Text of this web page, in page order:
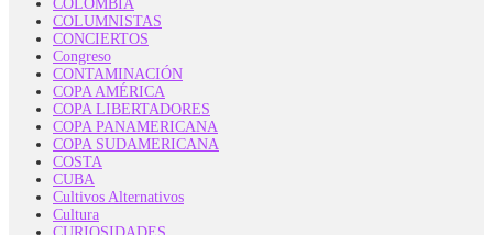
COLOMBIA
COLUMNISTAS
CONCIERTOS
Congreso
CONTAMINACIÓN
COPA AMÉRICA
COPA LIBERTADORES
COPA PANAMERICANA
COPA SUDAMERICANA
COSTA
CUBA
Cultivos Alternativos
Cultura